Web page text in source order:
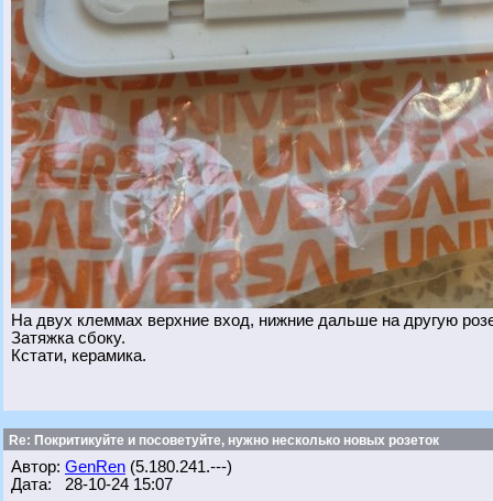
На двух клеммах верхние вход, нижние дальше на другую
Затяжка сбоку.
Кстати, керамика.
Re: Покритикуйте и посоветуйте, нужно несколько новых розеток
Автор: GenRen (5.180.241.---)
Дата: 28-10-24 15:07